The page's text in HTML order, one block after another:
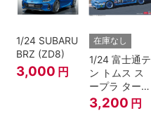
1/24 SUBARU
BRZ (ZD8)
3,000 円
在庫なし
1/24 富士通テ
ン トムス ス
ープラ ターボ
A70 1990
JTC
3,200 円